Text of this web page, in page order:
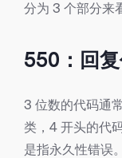
分为 3 个部分来
550：回
3 位数的代码通
类，4 开头的代
是指永久性错误。